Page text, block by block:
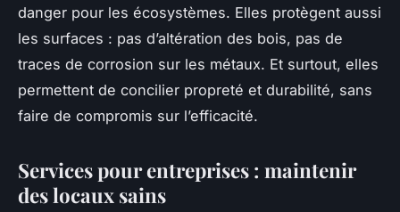
danger pour les écosystèmes. Elles protègent aussi
les surfaces : pas d’altération des bois, pas de
traces de corrosion sur les métaux. Et surtout, elles
permettent de concilier propreté et durabilité, sans
faire de compromis sur l’efficacité.
Services pour entreprises : maintenir
des locaux sains